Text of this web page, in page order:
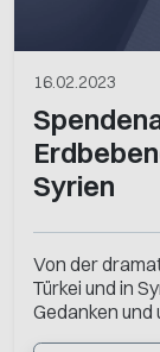
16.02.2023
Syrien
Von der
Türkei und in
Gedanken und